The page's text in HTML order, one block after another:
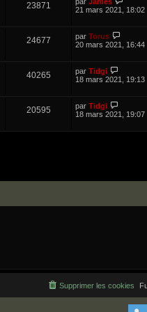
23871
21 mars 2021, 18:02
24677 par Torus
20 mars 2021, 16:44
40265 par Tidgi
18 mars 2021, 19:13
20595 par Tidgi
18 mars 2021, 19:07
Supprimer les cookies